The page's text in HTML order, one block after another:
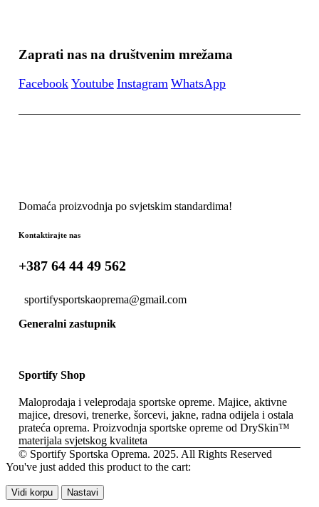
Zaprati nas na društvenim mrežama
Facebook Youtube Instagram WhatsApp
Domaća proizvodnja po svjetskim standardima!
Kontaktirajte nas
+387 64 44 49 562
sportifysportskaoprema@gmail.com
Generalni zastupnik
Sportify Shop
Maloprodaja i veleprodaja sportske opreme. Majice, aktivne
majice, dresovi, trenerke, šorcevi, jakne, radna odijela i ostala
prateća oprema. Proizvodnja sportske opreme od DrySkin™
materijala svjetskog kvaliteta
© Sportify Sportska Oprema. 2025. All Rights Reserved
You've just added this product to the cart:
Vidi korpu Nastavi